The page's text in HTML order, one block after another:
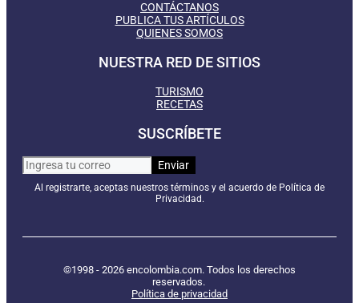
CONTÁCTANOS
PUBLICA TUS ARTÍCULOS
QUIENES SOMOS
NUESTRA RED DE SITIOS
TURISMO
RECETAS
SUSCRÍBETE
Al registrarte, aceptas nuestros términos y el acuerdo de Política de
Privacidad.
©1998 - 2026 encolombia.com. Todos los derechos
reservados.
Política de privacidad